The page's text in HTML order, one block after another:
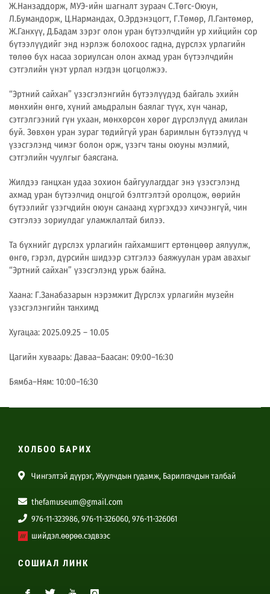
Ж.Нанзаддорж, МУЭ-ийн шагналт зураач С.Төгс-Оюун,
Л.Бумандорж, Ц.Нармандах, О.Эрдэнэцогт, Г.Төмөр, Л.Гантөмөр,
Ж.Ганхүү, Д.Бадам зэрэг олон уран бүтээлчдийн ур хийцийн сор
бүтээлүүдийг энд нэрлэж болохоос гадна, дүрслэх урлагийн
төлөө бүх насаа зориулсан олон ахмад уран бүтээлчдийн
сэтгэлийн үнэт урлал нэгдэн цогцолжээ.
“Эртний сайхан” үзэсгэлэнгийн бүтээлүүдэд байгаль эхийн
мөнхийн өнгө, хүний амьдралын баялаг түүх, хүн чанар,
сэтгэлгээний гүн ухаан, мөнхөрсөн хөрөг дүрслэлүүд амилан
буй. Зөвхөн уран зураг төдийгүй уран баримлын бүтээлүүд ч
үзэсгэлэнд чимэг болон орж, үзэгч таны оюуны мэлмий,
сэтгэлийн чуулгыг баясгана.
Жилдээ ганцхан удаа зохион байгуулагддаг энэ үзэсгэлэнд
ахмад уран бүтээлчид онцгой бэлтгэлтэй оролцож, өөрийн
бүтээлийг үзэгчдийн оюун санаанд хүргэхдээ хичээнгүй, чин
сэтгэлээ зориулдаг уламжлалтай билээ.
Та бүхнийг дүрслэх урлагийн гайхамшигт ертөнцөөр аялуулж,
өнгө, гэрэл, дүрсийн шидээр сэтгэлээ баяжуулан урам авахыг
“Эртний сайхан” үзэсгэлэнд урьж байна.
Хаана: Г.Занабазарын нэрэмжит Дүрслэх урлагийн музейн
үзэсгэлэнгийн танхимд
Хугацаа: 2025.09.25 – 10.05
Цагийн хуваарь: Даваа–Баасан: 09:00–16:30
Бямба–Ням: 10:00–16:30
ХОЛБОО БАРИХ
Чингэлтэй дүүрэг, Жуулчдын гудамж, Барилгачдын талбай
thefamuseum@gmail.com
976-11-323986, 976-11-326060, 976-11-326061
шийдэл.өөрөө.сэдвээс
СОШИАЛ ЛИНК